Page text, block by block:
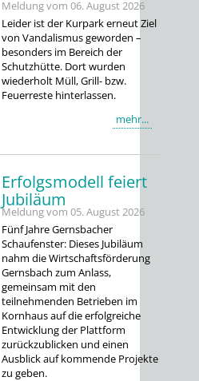
Meldung vom 06. August 2026
Leider ist der Kurpark erneut Ziel
von Vandalismus geworden –
besonders im Bereich der
Schutzhütte. Dort wurden
wiederholt Müll, Grill- bzw.
Feuerreste hinterlassen.
mehr...
Erfolgsmodell feiert
Jubiläum
Meldung vom 05. August 2026
Fünf Jahre Gernsbacher
Schaufenster: Dieses Jubiläum
nahm die Wirtschaftsförderung
Gernsbach zum Anlass,
gemeinsam mit den
teilnehmenden Betrieben im
Kornhaus auf die erfolgreiche
Entwicklung der Plattform
zurückzublicken und einen
Ausblick auf kommende Projekte
zu geben.